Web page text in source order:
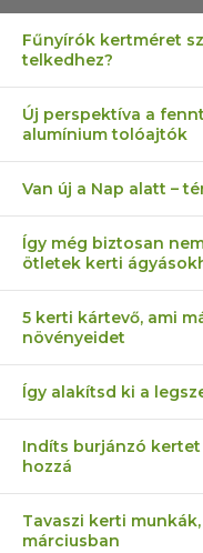
Fűnyírók kertméret
telkedhez?
Új perspektíva a
alumínium tolóajtók
Van új a Nap alatt –
Így még biztosan
ötletek kerti
5 kerti kártevő, ami
növényeidet
Így alakítsd ki a
Indíts burjánzó kertet
hozzá
Tavaszi kerti
márciusban